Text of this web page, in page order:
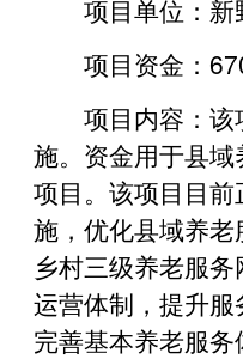
项目单位：
项目资金：
项目内容：
施。资金用于县
项目。该项目目
施，优化县域养
乡村三级养老服
运营体制，提升
完善基本养老服务